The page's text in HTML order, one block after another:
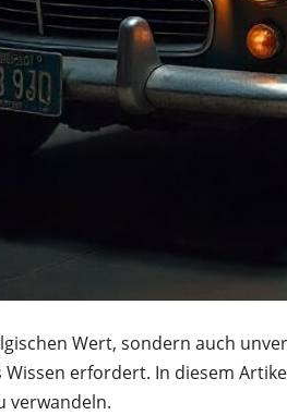
Wert, sondern auch
erfordert. In diesem
verwandeln.